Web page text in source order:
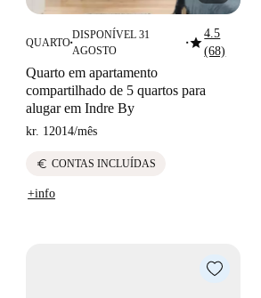
QUARTO■
DISPONÍVEL 31
AGOSTO
■star4.5
(68)
Quarto em apartamento
compartilhado de 5 quartos para
alugar em Indre By
kr. 12014/mês
euro CONTAS INCLUÍDAS
+info